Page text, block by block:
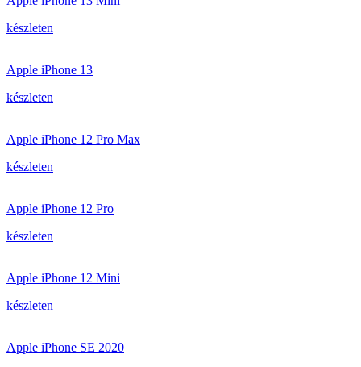
készleten
Apple iPhone 13
készleten
Apple iPhone 12 Pro Max
készleten
Apple iPhone 12 Pro
készleten
Apple iPhone 12 Mini
készleten
Apple iPhone SE 2020